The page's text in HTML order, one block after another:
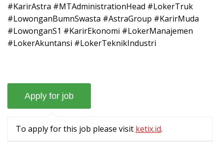
#KarirAstra #MTAdministrationHead #LokerTruk
#LowonganBumnSwasta #AstraGroup #KarirMuda
#LowonganS1 #KarirEkonomi #LokerManajemen
#LokerAkuntansi #LokerTeknikIndustri
To apply for this job please visit ketix.id.